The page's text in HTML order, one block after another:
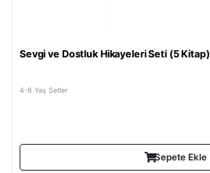
Sevgi ve Dostluk Hikayeleri Seti (5 Kitap)
4-8 Yaş Setler
Sepete Ekle